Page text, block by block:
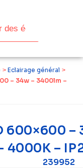
> Eclairage général >
– 34w – 3400lm –
600×600 –
4000K –
239952